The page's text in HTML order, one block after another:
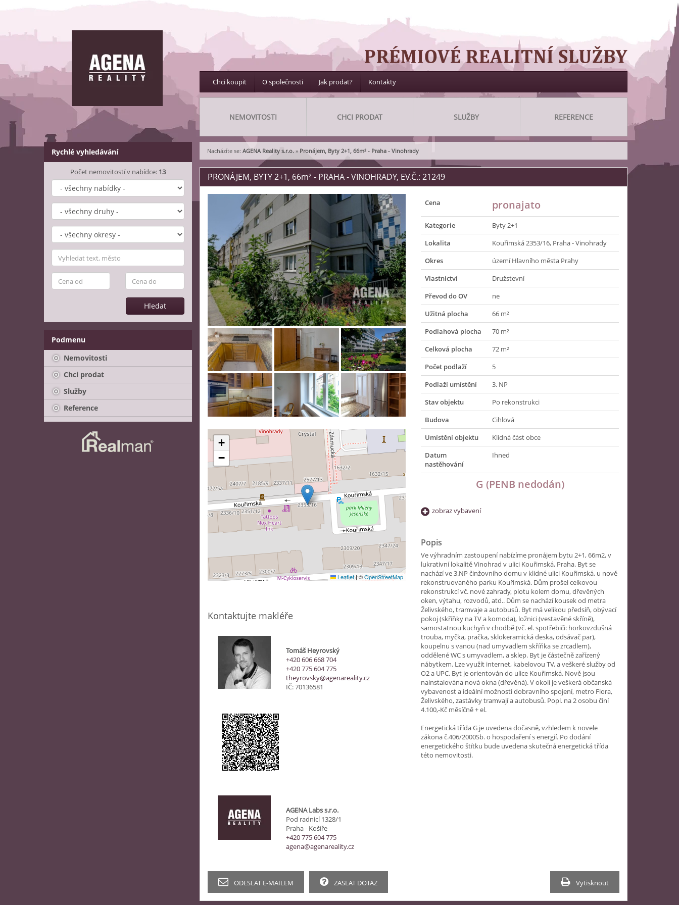
Chci koupit O společnosti Jak prodat? Kontakty
NEMOVITOSTI CHCI PRODAT SLUŽBY REFERENCE
Rychlé vyhledávání
Počet nemovitostí v nabídce: 13
Hledat
Podmenu
Nemovitosti
Chci prodat
Služby
Reference
Nacházíte se: AGENA Reality s.r.o. » Pronájem, Byty 2+1, 66m² - Praha - Vinohrady
PRONÁJEM, BYTY 2+1, 66m² - PRAHA - VINOHRADY, EV.Č.: 21249
+
−
Leaflet |©OpenStreetMap
Kontaktujte makléře
Tomáš Heyrovský
+420 606 668 704
+420 775 604 775
theyrovsky@agenareality.cz
IČ: 70136581
AGENA Labs s.r.o.
Pod radnicí 1328/1
Praha - Košíře
+420 775 604 775
agena@agenareality.cz
Cena pronajato
Kategorie
Byty 2+1
Lokalita
Kouřimská 2353/16, Praha - Vinohrady
Okres
území Hlavního města Prahy
Vlastnictví
Družstevní
Převod do OV
ne
Užitná plocha
66 m²
Podlahová plocha
70 m²
Celková plocha
72 m²
Počet podlaží
5
Podlaží umístění
3. NP
Stav objektu
Po rekonstrukci
Budova
Cihlová
Umístění objektu
Klidná část obce
Datum
nastěhování
Ihned
G (PENB nedodán)
zobraz vybavení
Popis
Ve výhradním zastoupení nabízíme pronájem bytu 2+1, 66m2, v
lukrativní lokalitě Vinohrad v ulici Kouřimská, Praha. Byt se
nachází ve 3.NP činžovního domu v klidné ulici Kouřimská, u nově
rekonstruovaného parku Kouřimská. Dům prošel celkovou
rekonstrukcí vč. nové zahrady, plotu kolem domu, dřevěných
oken, výtahu, rozvodů, atd.. Dům se nachází kousek od metra
Želivského, tramvaje a autobusů. Byt má velikou předsíň, obývací
pokoj (skříňky na TV a komoda), ložnici (vestavěné skříně),
samostatnou kuchyň v chodbě (vč. el. spotřebiči: horkovzdušná
trouba, myčka, pračka, sklokeramická deska, odsávač par),
koupelnu s vanou (nad umyvadlem skříňka se zrcadlem),
oddělené WC s umyvadlem, a sklep. Byt je částečně zařízený
nábytkem. Lze využít internet, kabelovou TV, a veškeré služby od
O2 a UPC. Byt je orientován do ulice Kouřimská. Nově jsou
nainstalována nová okna (dřevěná). V okolí je veškerá občanská
vybavenost a ideální možnosti dobravního spojení, metro Flora,
Želivského, zastávky tramvají a autobusů. Popl. na 2 osobu činí
4.100,-Kč měsíčně + el.
Energetická třída G je uvedena dočasně, vzhledem k novele
zákona č.406/2000Sb. o hospodaření s energií. Po dodání
energetického štítku bude uvedena skutečná energetická třída
této nemovitosti.
ODESLAT E-MAILEM ZASLAT DOTAZ Vytisknout